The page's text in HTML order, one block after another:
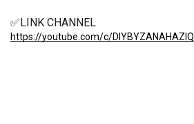
✅LINK CHANNEL
https://youtube.com/c/DIYBYZANAHAZIQ